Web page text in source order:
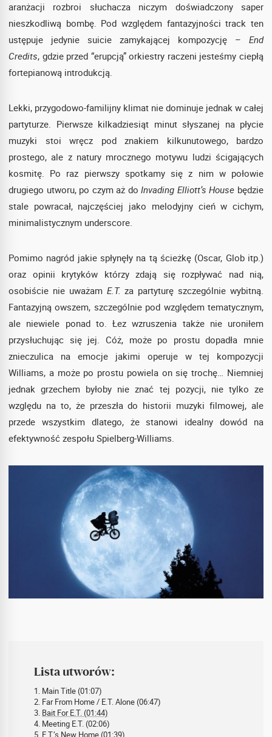
aranżacji rozbroi słuchacza niczym doświadczony saper
nieszkodliwą bombę. Pod względem fantazyjności track ten
ustępuje jedynie suicie zamykającej kompozycję – End
Credits, gdzie przed “erupcją” orkiestry raczeni jesteśmy ciepłą
fortepianową introdukcją.
Lekki, przygodowo-familijny klimat nie dominuje jednak w całej
partyturze. Pierwsze kilkadziesiąt minut słyszanej na płycie
muzyki stoi wręcz pod znakiem kilkunutowego, bardzo
prostego, ale z natury mrocznego motywu ludzi ścigających
kosmitę. Po raz pierwszy spotkamy się z nim w połowie
drugiego utworu, po czym aż doInvading Elliott’s House będzie
stale powracał, najczęściej jako melodyjny cień w cichym,
minimalistycznym underscore.
Pomimo nagród jakie spłynęły na tą ścieżkę (Oscar, Glob itp.)
oraz opinii krytyków którzy zdają się rozpływać nad nią,
osobiście nie uważam E.T. za partyturę szczególnie wybitną.
Fantazyjną owszem, szczególnie pod względem tematycznym,
ale niewiele ponad to. Łez wzruszenia także nie uroniłem
przysłuchując się jej. Cóż, może po prostu dopadła mnie
znieczulica na emocje jakimi operuje w tej kompozycji
Williams, a może po prostu powiela on się trochę… Niemniej
jednak grzechem byłoby nie znać tej pozycji, nie tylko ze
względu na to, że przeszła do historii muzyki filmowej, ale
przede wszystkim dlatego, że stanowi idealny dowód na
efektywność zespołu Spielberg-Williams.
Lista utworów:
1. Main Title (01:07)
2. Far From Home / E.T. Alone (06:47)
3. Bait For E.T. (01:44)
4. Meeting E.T. (02:06)
5. E.T.’s New Home (01:39)